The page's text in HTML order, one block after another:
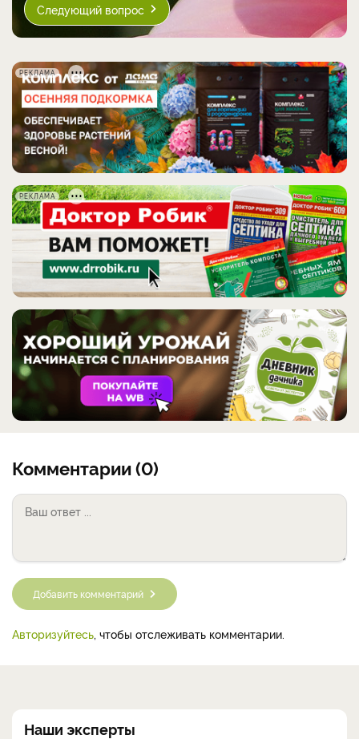
Следующий вопрос
РЕКЛАМА
РЕКЛАМА
Комментарии (0)
Добавить комментарий
Авторизуйтесь, чтобы отслеживать комментарии.
Наши эксперты